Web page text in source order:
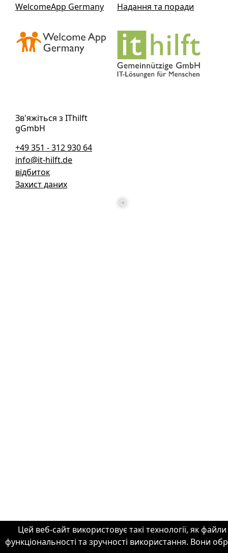
Цей веб-сайт використовує такі технології, як
функціональності та зручності використання. Вони
©
WelcomeApp Germany Надання та поради
Зв'яжіться з IThilft
gGmbH
+49 351 - 312 930 64
info@it-hilft.de
відбиток
Захист даних